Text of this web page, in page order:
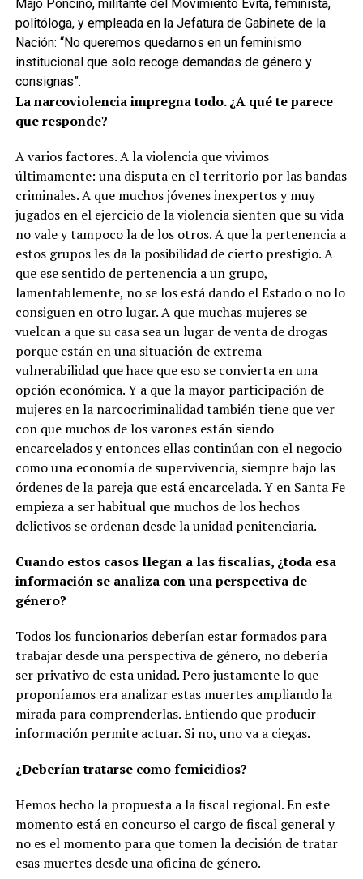
Majo Poncino, militante del Movimiento Evita, feminista,
politóloga, y empleada en la Jefatura de Gabinete de la
Nación: “No queremos quedarnos en un feminismo
institucional que solo recoge demandas de género y
consignas”.
La narcoviolencia impregna todo. ¿A qué te parece
que responde?
A varios factores. A la violencia que vivimos
últimamente: una disputa en el territorio por las bandas
criminales. A que muchos jóvenes inexpertos y muy
jugados en el ejercicio de la violencia sienten que su vida
no vale y tampoco la de los otros. A que la pertenencia a
estos grupos les da la posibilidad de cierto prestigio. A
que ese sentido de pertenencia a un grupo,
lamentablemente, no se los está dando el Estado o no lo
consiguen en otro lugar. A que muchas mujeres se
vuelcan a que su casa sea un lugar de venta de drogas
porque están en una situación de extrema
vulnerabilidad que hace que eso se convierta en una
opción económica. Y a que la mayor participación de
mujeres en la narcocriminalidad también tiene que ver
con que muchos de los varones están siendo
encarcelados y entonces ellas continúan con el negocio
como una economía de supervivencia, siempre bajo las
órdenes de la pareja que está encarcelada. Y en Santa Fe
empieza a ser habitual que muchos de los hechos
delictivos se ordenan desde la unidad penitenciaria.
Cuando estos casos llegan a las fiscalías, ¿toda esa
información se analiza con una perspectiva de
género?
Todos los funcionarios deberían estar formados para
trabajar desde una perspectiva de género, no debería
ser privativo de esta unidad. Pero justamente lo que
proponíamos era analizar estas muertes ampliando la
mirada para comprenderlas. Entiendo que producir
información permite actuar. Si no, uno va a ciegas.
¿Deberían tratarse como femicidios?
Hemos hecho la propuesta a la fiscal regional. En este
momento está en concurso el cargo de fiscal general y
no es el momento para que tomen la decisión de tratar
esas muertes desde una oficina de género.